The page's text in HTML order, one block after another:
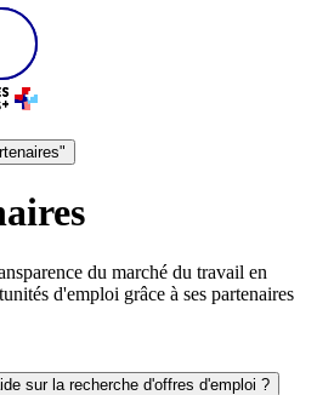
du marché du travail en
d'emploi grâce à ses partenaires
sur la recherche d'offres d'emploi ?